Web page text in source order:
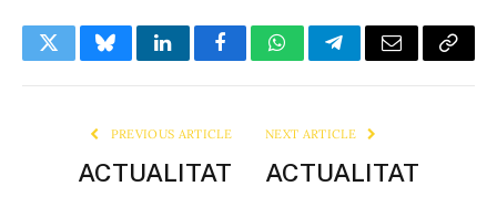
TwitterBlueskyLinkedInFacebookWhatsAppTelegramEmail Copy
PREVIOUS ARTICLE
ACTUALITAT
NEXT ARTICLE
ACTUALITAT